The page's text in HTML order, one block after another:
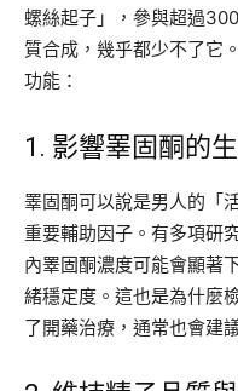
螺絲起子」，參與超過
質合成，幾乎都少不了它
功能：
1. 影響睪固酮的
睪固酮可以說是男人的「
重要輔助因子。有多項研
內睪固酮濃度可能會顯著
緒穩定度。這也是為什麼
了開藥治療，通常也會建